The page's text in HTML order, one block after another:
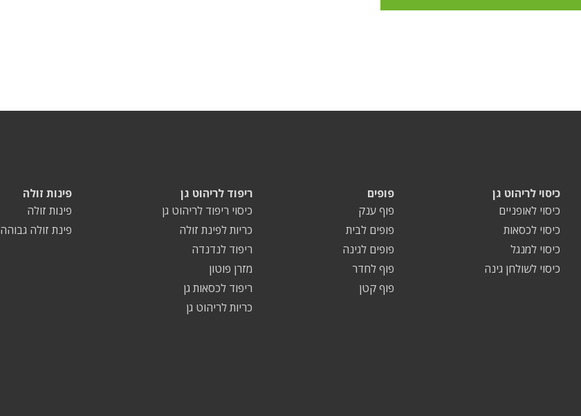
פינות זולה
פינות זולה
פינת זולה גבוהה
ריפוד לריהוט גן
כיסוי ריפוד לריהוט גן
כריות לפינת זולה
ריפוד לנדנדה
מזרן פוטון
ריפוד לכסאות גן
כריות לריהוט גן
פופים
פוף ענק
פופים לבית
פופים לגינה
פוף לחדר
פוף קטן
כיסוי לריהוט גן
כיסוי לאופניים
כיסוי לכסאות
כיסוי למנגל
כיסוי לשולחן גינה